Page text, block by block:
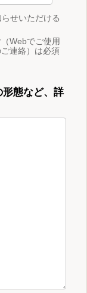
せいただける
Webでご使用
連絡）は必須
形態など、詳